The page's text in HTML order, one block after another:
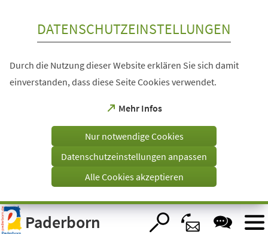
Visuelle
Assistenzsoftware
öffnen.
DATENSCHUTZEINSTELLUNGEN
Durch die Nutzung dieser Website erklären Sie sich damit
einverstanden, dass diese Seite Cookies verwendet.
Mehr Infos
(Öffnet
einem
Tab)
Nur notwendige Cookies
Datenschutzeinstellungen anpassen
Alle Cookies akzeptieren
Paderborn